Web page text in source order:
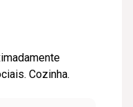
Cozinha.